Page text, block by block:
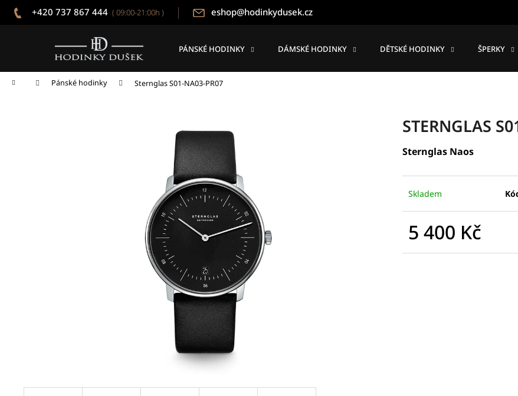
Přejít
+420 737 867 444 ( 09:00-21:00h ) eshop@hodinkydusek.cz
PÁNSKÉ HODINKY DÁMSKÉ HODINKY DĚTSKÉ HODINKY ŠPERKY
Domů Pánské hodinky Sternglas S01-NA03-PR07
STERNGLAS
Sternglas Naos
Skladem
5 400 Kč
k